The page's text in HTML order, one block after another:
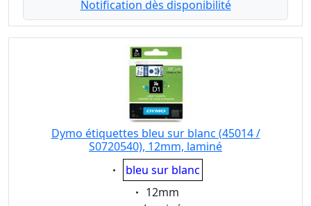
Notification dès disponibilité
Dymo étiquettes bleu sur blanc (45014 /
S0720540), 12mm, laminé
Eigenschaft:
bleu sur blanc
Eigenschaft:
12mm